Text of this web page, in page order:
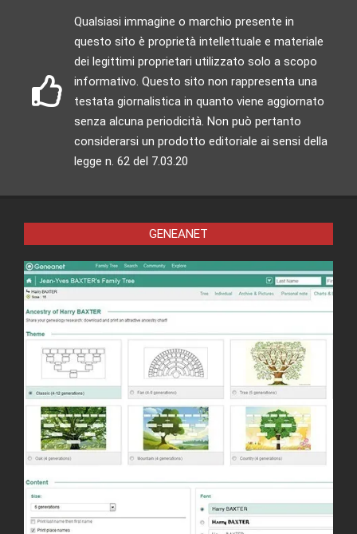
Qualsiasi immagine o marchio presente in
questo sito è proprietà intellettuale e materiale
dei legittimi proprietari utilizzato solo a scopo
informativo. Questo sito non rappresenta una
testata giornalistica in quanto viene aggiornato
senza alcuna periodicità. Non può pertanto
considerarsi un prodotto editoriale ai sensi della
legge n. 62 del 7.03.20
GENEANET